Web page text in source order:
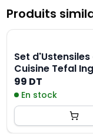
Produits
Set d'Ustensiles
Cuisine Tefal
99 DT
En stock